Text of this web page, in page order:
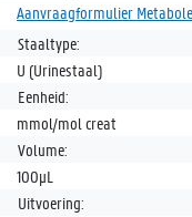
Aanvraagformulier
Staaltype:
U (Urinestaal)
Eenheid:
mmol/mol creat
Volume:
100µL
Uitvoering: